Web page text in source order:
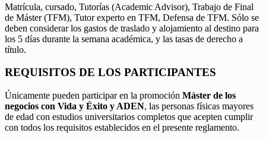
Matrícula, cursado, Tutorías (Academic Advisor), Trabajo de Final
de Máster (TFM), Tutor experto en TFM, Defensa de TFM. Sólo se
deben considerar los gastos de traslado y alojamiento al destino para
los 5 días durante la semana académica, y las tasas de derecho a
título.
REQUISITOS DE LOS PARTICIPANTES
Únicamente pueden participar en la promoción Máster de los
negocios con Vida y Éxito y ADEN, las personas físicas mayores
de edad con estudios universitarios completos que acepten cumplir
con todos los requisitos establecidos en el presente reglamento.